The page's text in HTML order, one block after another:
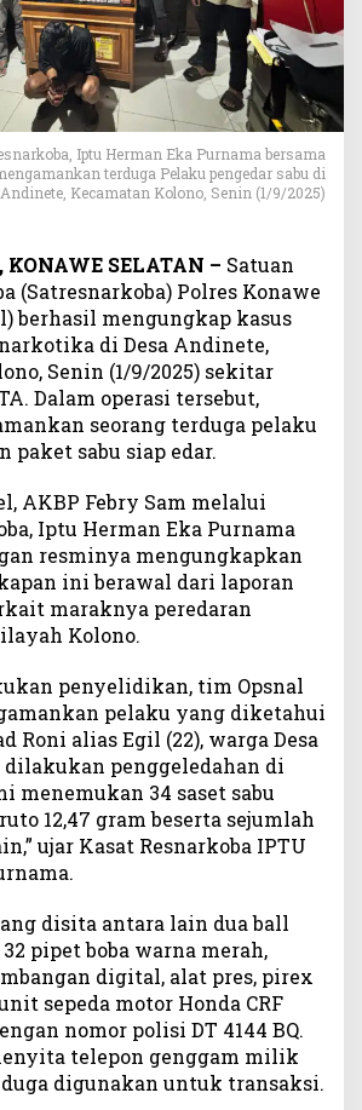
r
e
s
K
o
n
s
e
l
k
u
k
T
e
r
d
u
a
P
e
n
g
e
d
r
S
a
b
d
i
K
o
o
n
o
,
S
i
t
a
Iptu Herman Eka Purnama bersama
terduga Pelaku pengedar sabu di
Andinete, Kecamatan Kolono, Senin (1/9/2025)
SELATAN – Satuan
(Satresnarkoba) Polres Konawe
berhasil mengungkap kasus
di Desa Andinete,
Senin (1/9/2025) sekitar
Dalam operasi tersebut,
seorang terduga pelaku
paket sabu siap edar.
AKBP Febry Sam melalui
Iptu Herman Eka Purnama
resminya mengungkapkan
ini berawal dari laporan
maraknya peredaran
Kolono.
penyelidikan, tim Opsnal
pelaku yang diketahui
Roni alias Egil (22), warga Desa
dilakukan penggeledahan di
menemukan 34 saset sabu
12,47 gram beserta sejumlah
ujar Kasat Resnarkoba IPTU
disita antara lain dua ball
pipet boba warna merah,
digital, alat pres, pirex
sepeda motor Honda CRF
nomor polisi DT 4144 BQ.
telepon genggam milik
digunakan untuk transaksi.